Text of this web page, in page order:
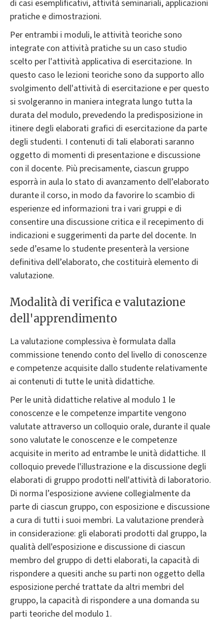
di casi esemplificativi, attività seminariali, applicazioni
pratiche e dimostrazioni.
Per entrambi i moduli, le attività teoriche sono
integrate con attività pratiche su un caso studio
scelto per l'attività applicativa di esercitazione. In
questo caso le lezioni teoriche sono da supporto allo
svolgimento dell'attività di esercitazione e per questo
si svolgeranno in maniera integrata lungo tutta la
durata del modulo, prevedendo la predisposizione in
itinere degli elaborati grafici di esercitazione da parte
degli studenti. I contenuti di tali elaborati saranno
oggetto di momenti di presentazione e discussione
con il docente. Più precisamente, ciascun gruppo
esporrà in aula lo stato di avanzamento dell’elaborato
durante il corso, in modo da favorire lo scambio di
esperienze ed informazioni tra i vari gruppi e di
consentire una discussione critica e il recepimento di
indicazioni e suggerimenti da parte del docente. In
sede d’esame lo studente presenterà la versione
definitiva dell’elaborato, che costituirà elemento di
valutazione.
Modalità di verifica e valutazione
dell'apprendimento
La valutazione complessiva è formulata dalla
commissione tenendo conto del livello di conoscenze
e competenze acquisite dallo studente relativamente
ai contenuti di tutte le unità didattiche.
Per le unità didattiche relative al modulo 1 le
conoscenze e le competenze impartite vengono
valutate attraverso un colloquio orale, durante il quale
sono valutate le conoscenze e le competenze
acquisite in merito ad entrambe le unità didattiche. Il
colloquio prevede l'illustrazione e la discussione degli
elaborati di gruppo prodotti nell'attività di laboratorio.
Di norma l’esposizione avviene collegialmente da
parte di ciascun gruppo, con esposizione e discussione
a cura di tutti i suoi membri. La valutazione prenderà
in considerazione: gli elaborati prodotti dal gruppo, la
qualità dell'esposizione e discussione di ciascun
membro del gruppo di detti elaborati, la capacità di
rispondere a quesiti anche su parti non oggetto della
esposizione perché trattate da altri membri del
gruppo, la capacità di rispondere a una domanda su
parti teoriche del modulo 1.